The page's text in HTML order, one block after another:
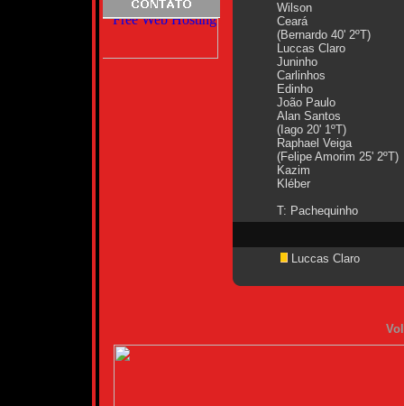
Wilson
Ceará
(Bernardo 40' 2ºT)
Luccas Claro
Juninho
Carlinhos
Edinho
João Paulo
Alan Santos
(Iago 20' 1ºT)
Raphael Veiga
(Felipe Amorim 25' 2ºT)
Kazim
Kléber
T: Pachequinho
Luccas Claro